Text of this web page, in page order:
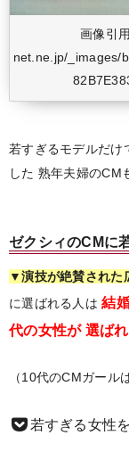
画像引
net.ne.jp/_images/
若すぎるモデルだけ
した 熟年夫婦のCM
ゼクシィのCMに
▼演技が絶賛された
に選ばれる人は 結
代の女性が選ばれ
（10代のCMガール
若すぎる女性